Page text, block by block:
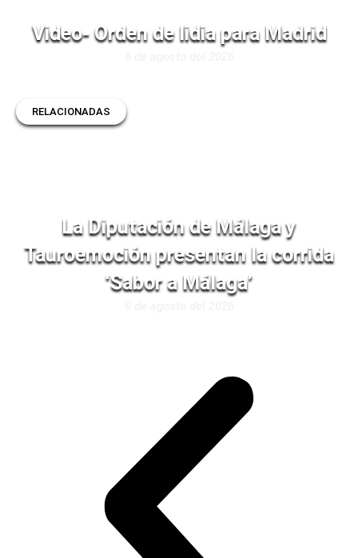
Video- Orden de lidia para Madrid
RELACIONADAS
La Diputación de Málaga y
Tauroemoción presentan la corrida
‘Sabor a Málaga’